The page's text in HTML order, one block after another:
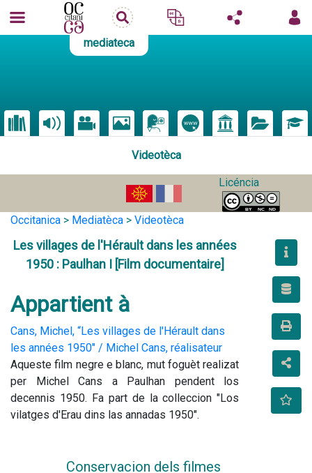
mediateca
Videotèca
Licéncia
Occitanica > Mediatèca > Videotèca
Les villages de l'Hérault dans les années
1950 : Paulhan I [Film documentaire]
Appartient à
Cans, Michel, “Les villages de l'Hérault dans
les années 1950" / Michel Cans, réalisateur
Aqueste film negre e blanc, mut foguèt realizat
per Michel Cans a Paulhan pendent los
decennis 1950. Fa part de la colleccion "Los
vilatges d'Erau dins las annadas 1950".
Conservacion dels filmes